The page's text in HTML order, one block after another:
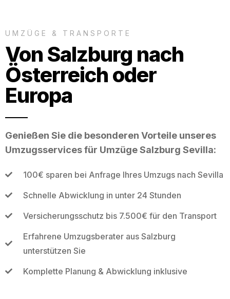
UMZÜGE & TRANSPORTE
Von Salzburg nach
Österreich oder
Europa
Genießen Sie die besonderen Vorteile unseres
Umzugsservices für Umzüge Salzburg Sevilla:
100€ sparen bei Anfrage Ihres Umzugs nach Sevilla
Schnelle Abwicklung in unter 24 Stunden
Versicherungsschutz bis 7.500€ für den Transport
Erfahrene Umzugsberater aus Salzburg
unterstützen Sie
Komplette Planung & Abwicklung inklusive